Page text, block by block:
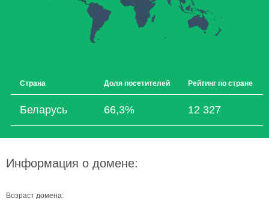
Страна Доля посетителей Рейтинг по стране
Беларусь 66,3% 12 327
Информация о домене:
Возраст домена: